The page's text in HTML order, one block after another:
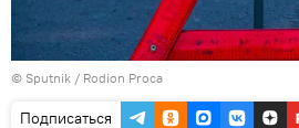
© Sputnik / Rodion Proca
Подписаться